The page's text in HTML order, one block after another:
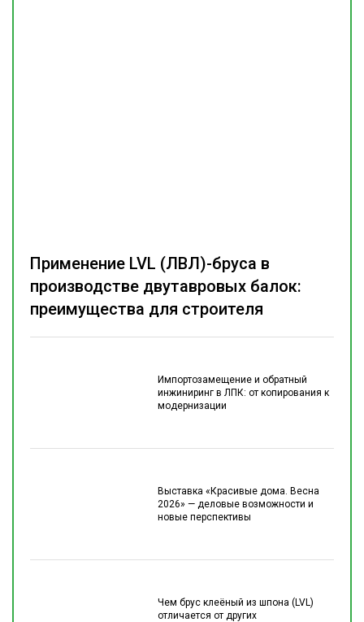
Импортозамещение и обратный
инжиниринг в ЛПК: от копирования к
модернизации
Выставка «Красивые дома. Весна
2026» — деловые возможности и
новые перспективы
Чем брус клеёный из шпона (LVL)
отличается от других
Применение LVL (ЛВЛ)-бруса в
производстве двутавровых балок:
преимущества для строителя